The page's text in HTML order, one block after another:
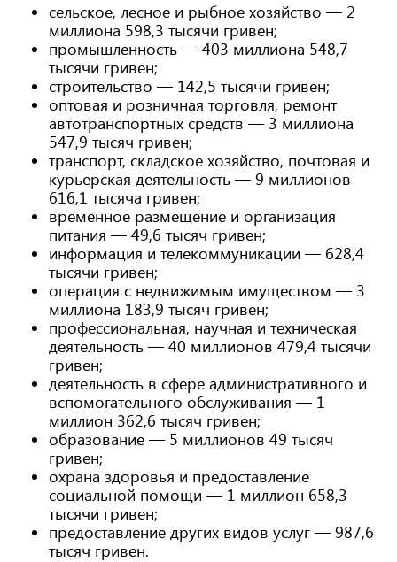
сельское, лесное и рыбное хозяйство — 2
миллиона 598,3 тысячи гривен;
промышленность — 403 миллиона 548,7
тысячи гривен;
строительство — 142,5 тысячи гривен;
оптовая и розничная торговля, ремонт
автотранспортных средств — 3 миллиона
547,9 тысяч гривен;
транспорт, складское хозяйство, почтовая и
курьерская деятельность — 9 миллионов
616,1 тысяча гривен;
временное размещение и организация
питания — 49,6 тысяч гривен;
информация и телекоммуникации — 628,4
тысячи гривен;
операция с недвижимым имуществом — 3
миллиона 183,9 тысяч гривен;
профессиональная, научная и техническая
деятельность — 40 миллионов 479,4 тысячи
гривен;
деятельность в сфере административного и
вспомогательного обслуживания — 1
миллион 362,6 тысяч гривен;
образование — 5 миллионов 49 тысяч
гривен;
охрана здоровья и предоставление
социальной помощи — 1 миллион 658,3
тысячи гривен;
предоставление других видов услуг — 987,6
тысяч гривен.